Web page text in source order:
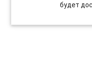
будет